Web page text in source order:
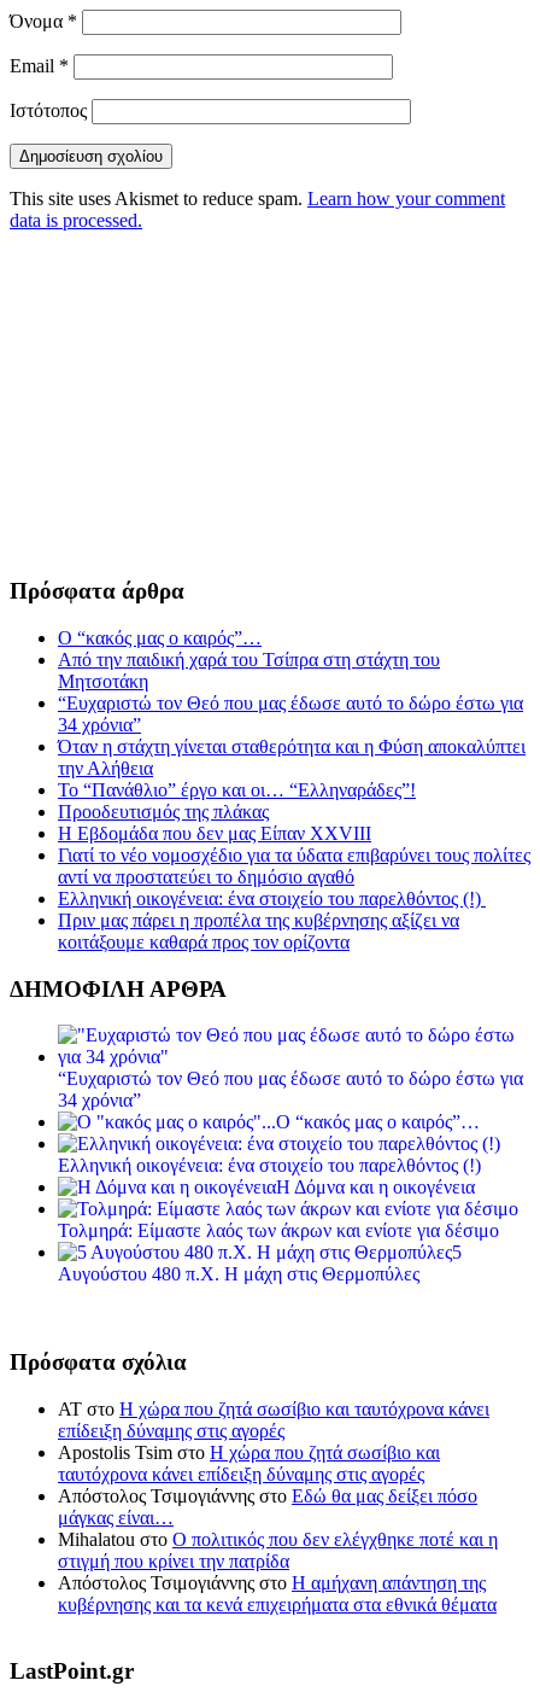
Όνομα *
Email *
Ιστότοπος
This site uses Akismet to reduce spam. Learn how your comment
data is processed.
Πρόσφατα άρθρα
Ο “κακός μας ο καιρός”…
Από την παιδική χαρά του Τσίπρα στη στάχτη του
Μητσοτάκη
“Ευχαριστώ τον Θεό που μας έδωσε αυτό το δώρο έστω για
34 χρόνια”
Όταν η στάχτη γίνεται σταθερότητα και η Φύση αποκαλύπτει
την Αλήθεια
Το “Πανάθλιο” έργο και οι… “Ελληναράδες”!
Προοδευτισμός της πλάκας
Η Εβδομάδα που δεν μας Είπαν XXVIII
Γιατί το νέο νομοσχέδιο για τα ύδατα επιβαρύνει τους πολίτες
αντί να προστατεύει το δημόσιο αγαθό
Ελληνική οικογένεια: ένα στοιχείο του παρελθόντος (!)
Πριν μας πάρει η προπέλα της κυβέρνησης αξίζει να
κοιτάξουμε καθαρά προς τον ορίζοντα
ΔΗΜΟΦΙΛΗ ΑΡΘΡΑ
“Ευχαριστώ τον Θεό που μας έδωσε αυτό το δώρο έστω για
34 χρόνια”
Ο “κακός μας ο καιρός”…
Ελληνική οικογένεια: ένα στοιχείο του παρελθόντος (!)
Η Δόμνα και η οικογένεια
Τολμηρά: Είμαστε λαός των άκρων και ενίοτε για δέσιμο
5
Αυγούστου 480 π.Χ. Η μάχη στις Θερμοπύλες
Πρόσφατα σχόλια
ΑΤ στο Η χώρα που ζητά σωσίβιο και ταυτόχρονα κάνει
επίδειξη δύναμης στις αγορές
Apostolis Tsim στο Η χώρα που ζητά σωσίβιο και
ταυτόχρονα κάνει επίδειξη δύναμης στις αγορές
Απόστολος Τσιμογιάννης στο Εδώ θα μας δείξει πόσο
μάγκας είναι…
Mihalatou στο Ο πολιτικός που δεν ελέγχθηκε ποτέ και η
στιγμή που κρίνει την πατρίδα
Απόστολος Τσιμογιάννης στο Η αμήχανη απάντηση της
κυβέρνησης και τα κενά επιχειρήματα στα εθνικά θέματα
LastPoint.gr